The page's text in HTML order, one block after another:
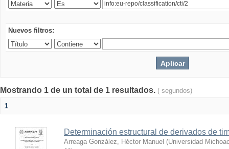
Nuevos filtros:
Mostrando 1 de un total de 1 resultados. ( segundos)
1
Determinación estructural de derivados de
Arreaga González, Héctor Manuel (Universidad